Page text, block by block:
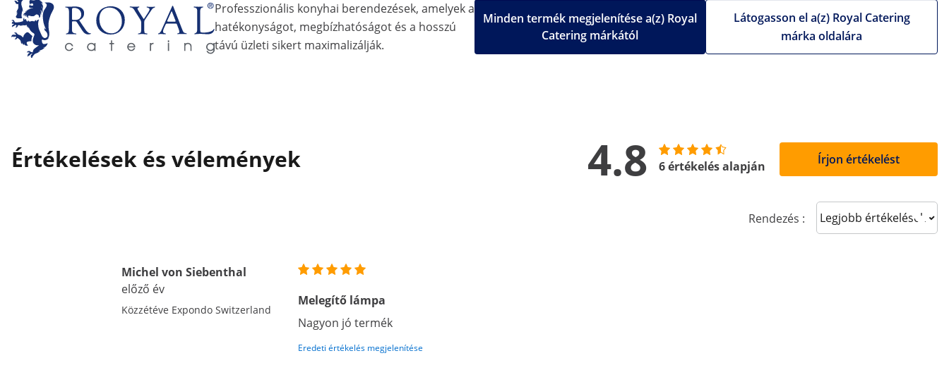
Professzionális konyhai berendezések, amelyek a
hatékonyságot, megbízhatóságot és a hosszú
távú üzleti sikert maximalizálják.
Látogasson el a(z) Royal Catering
márka oldalára
Minden termék megjelenítése a(z) Royal
Catering márkától
Értékelések és vélemények 4.8 6 értékelés alapján Írjon értékelést
Rendezés : Sort reviews
Michel von Siebenthal
előző év
Közzétéve Expondo Switzerland
Melegítő lámpa
Nagyon jó termék
Eredeti értékelés megjelenítése